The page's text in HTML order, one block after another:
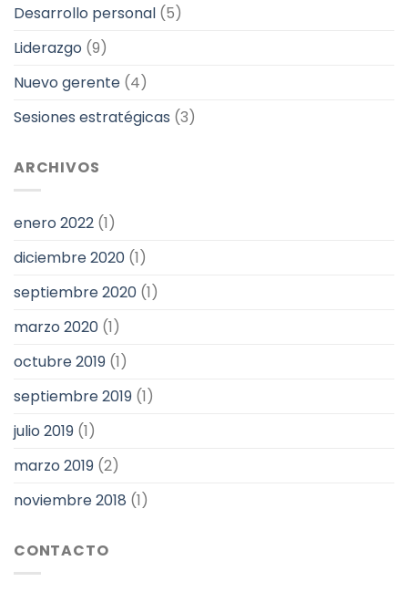
Desarrollo personal (5)
Liderazgo (9)
Nuevo gerente (4)
Sesiones estratégicas (3)
ARCHIVOS
enero 2022 (1)
diciembre 2020 (1)
septiembre 2020 (1)
marzo 2020 (1)
octubre 2019 (1)
septiembre 2019 (1)
julio 2019 (1)
marzo 2019 (2)
noviembre 2018 (1)
CONTACTO